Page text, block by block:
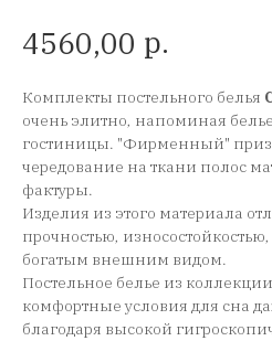
4560,00 р.
Комплекты постельного белья
очень элитно, напоминая
гостиницы. "Фирменный"
чередование на ткани полос
фактуры.
Изделия из этого материала
прочностью,
богатым внешним видом.
Постельное белье из коллекции
комфортные условия для сна
благодаря высокой